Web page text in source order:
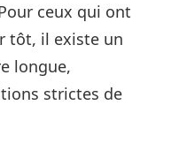
ceux qui ont
tôt, il existe un
longue,
strictes de